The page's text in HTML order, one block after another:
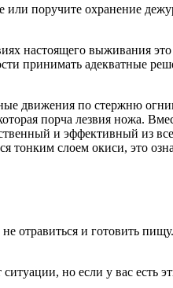
поручите охранение
настоящего выживания
принимать адекватные
движения по стержню
порча лезвия ножа.
и эффективный из
слоем окиси, это
отравиться и готовить
но если у вас есть